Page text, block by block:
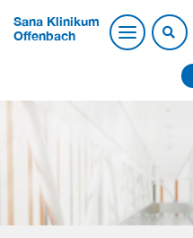
Sana Klinikum
Offenbach